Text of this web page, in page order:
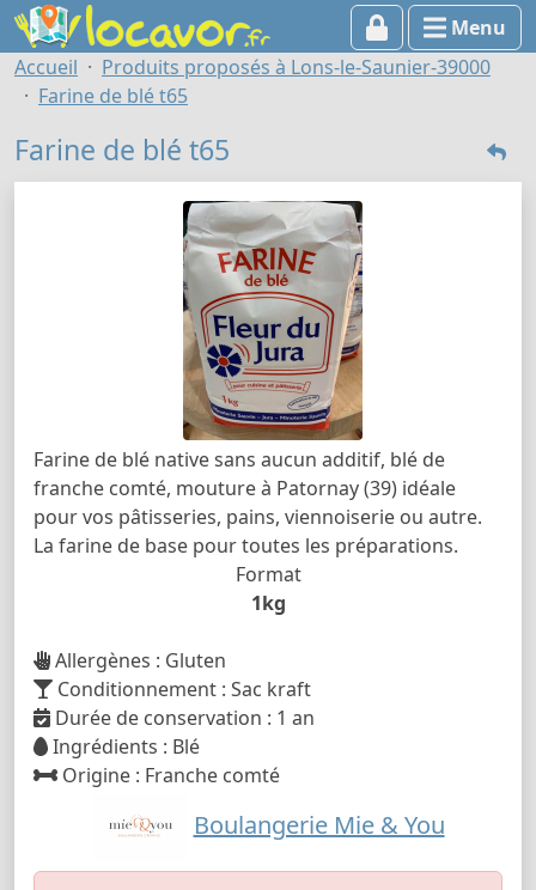
Menu
Accueil
Produits proposés à Lons-le-Saunier-39000
Farine de blé t65
Farine de blé t65
Farine de blé native sans aucun additif, blé de
franche comté, mouture à Patornay (39) idéale
pour vos pâtisseries, pains, viennoiserie ou autre.
La farine de base pour toutes les préparations.
Format
1kg
Allergènes : Gluten
Conditionnement : Sac kraft
Durée de conservation : 1 an
Ingrédients : Blé
Origine : Franche comté
Boulangerie Mie & You